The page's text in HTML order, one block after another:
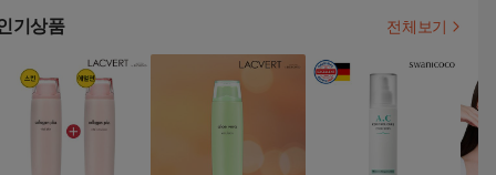
기상품 전체보기